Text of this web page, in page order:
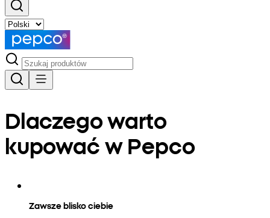
Dlaczego warto
kupować w Pepco
Zawsze blisko ciebie